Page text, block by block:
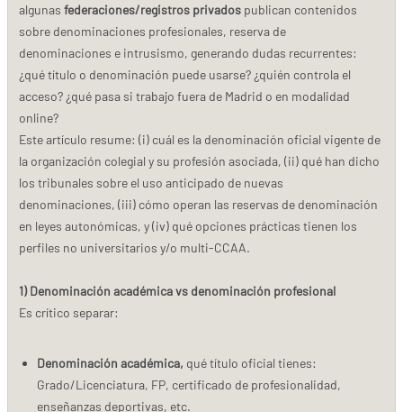
algunas federaciones/registros privados publican contenidos
sobre denominaciones profesionales, reserva de
denominaciones e intrusismo, generando dudas recurrentes:
¿qué título o denominación puede usarse? ¿quién controla el
acceso? ¿qué pasa si trabajo fuera de Madrid o en modalidad
online?
Este artículo resume: (i) cuál es la denominación oficial vigente de
la organización colegial y su profesión asociada, (ii) qué han dicho
los tribunales sobre el uso anticipado de nuevas
denominaciones, (iii) cómo operan las reservas de denominación
en leyes autonómicas, y (iv) qué opciones prácticas tienen los
perfiles no universitarios y/o multi-CCAA.
1) Denominación académica vs denominación profesional
Es crítico separar:
Denominación académica, qué título oficial tienes:
Grado/Licenciatura, FP, certificado de profesionalidad,
enseñanzas deportivas, etc.